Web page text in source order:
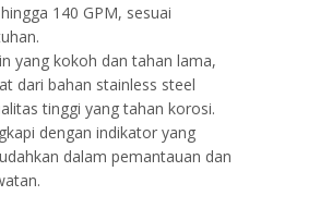
140 GPM, sesuai
yang kokoh dan tahan lama,
dari bahan stainless steel
tinggi yang tahan korosi.
dengan indikator yang
dalam pemantauan dan